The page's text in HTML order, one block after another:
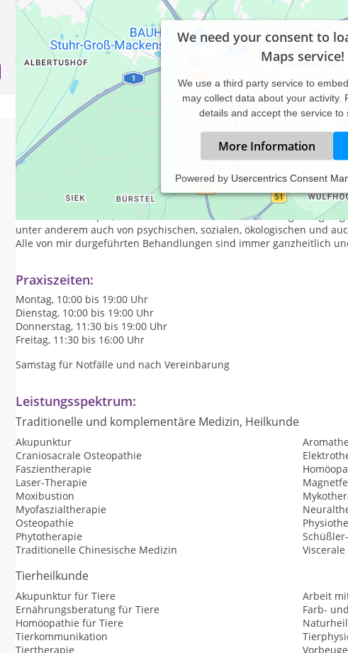
We need your consent to
Maps service!
We use a third party service to
may collect data about your activity.
details and accept the service to
More Information
Powered by Usercentrics Consent
OsteopathundTierheilpraktikerfür Pferde
Gesunderhaltung Ihrer Tiere eine sehr große Rolle. Das bedeutet
Krankheit bekämpfe, sondern das Tier als ein mit der Umgebung
unter anderem auch von psychischen, sozialen, ökologischen und
Alle von mir durgeführten Behandlungen sind immer ganzheitlich
Praxiszeiten:
Montag, 10:00 bis 19:00 Uhr
Dienstag, 10:00 bis 19:00 Uhr
Donnerstag, 11:30 bis 19:00 Uhr
Freitag, 11:30 bis 16:00 Uhr
Samstag für Notfälle und nach Vereinbarung
Leistungsspektrum:
Traditionelle und komplementäre Medizin, Heilkunde
Akupunktur
Craniosacrale Osteopathie
Faszientherapie
Laser-Therapie
Moxibustion
Myofaszialtherapie
Osteopathie
Phytotherapie
Traditionelle Chinesische Medizin
Tierheilkunde
Akupunktur für Tiere
Arbeit
Ernährungsberatung für Tiere
Farb-
Homöopathie für Tiere
Tierkommunikation
Tiertherapie